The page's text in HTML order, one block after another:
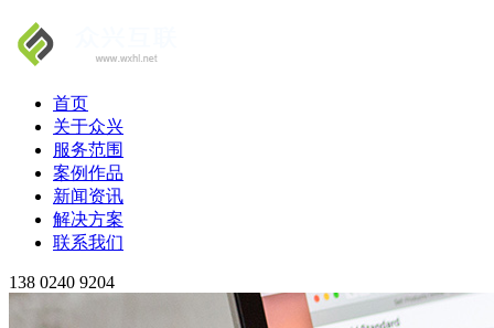
首页
关于众兴
服务范围
案例作品
新闻资讯
解决方案
联系我们
138 0240 9204